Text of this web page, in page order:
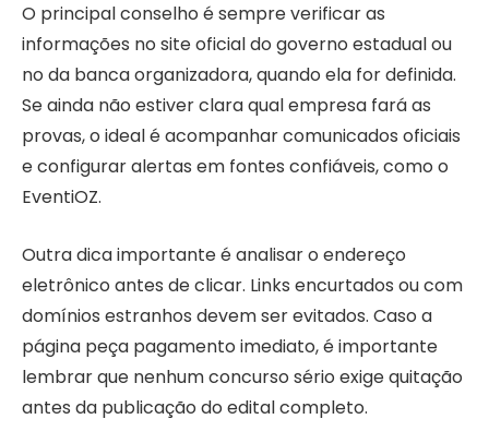
O principal conselho é sempre verificar as
informações no site oficial do governo estadual ou
no da banca organizadora, quando ela for definida.
Se ainda não estiver clara qual empresa fará as
provas, o ideal é acompanhar comunicados oficiais
e configurar alertas em fontes confiáveis, como o
EventiOZ.
Outra dica importante é analisar o endereço
eletrônico antes de clicar. Links encurtados ou com
domínios estranhos devem ser evitados. Caso a
página peça pagamento imediato, é importante
lembrar que nenhum concurso sério exige quitação
antes da publicação do edital completo.